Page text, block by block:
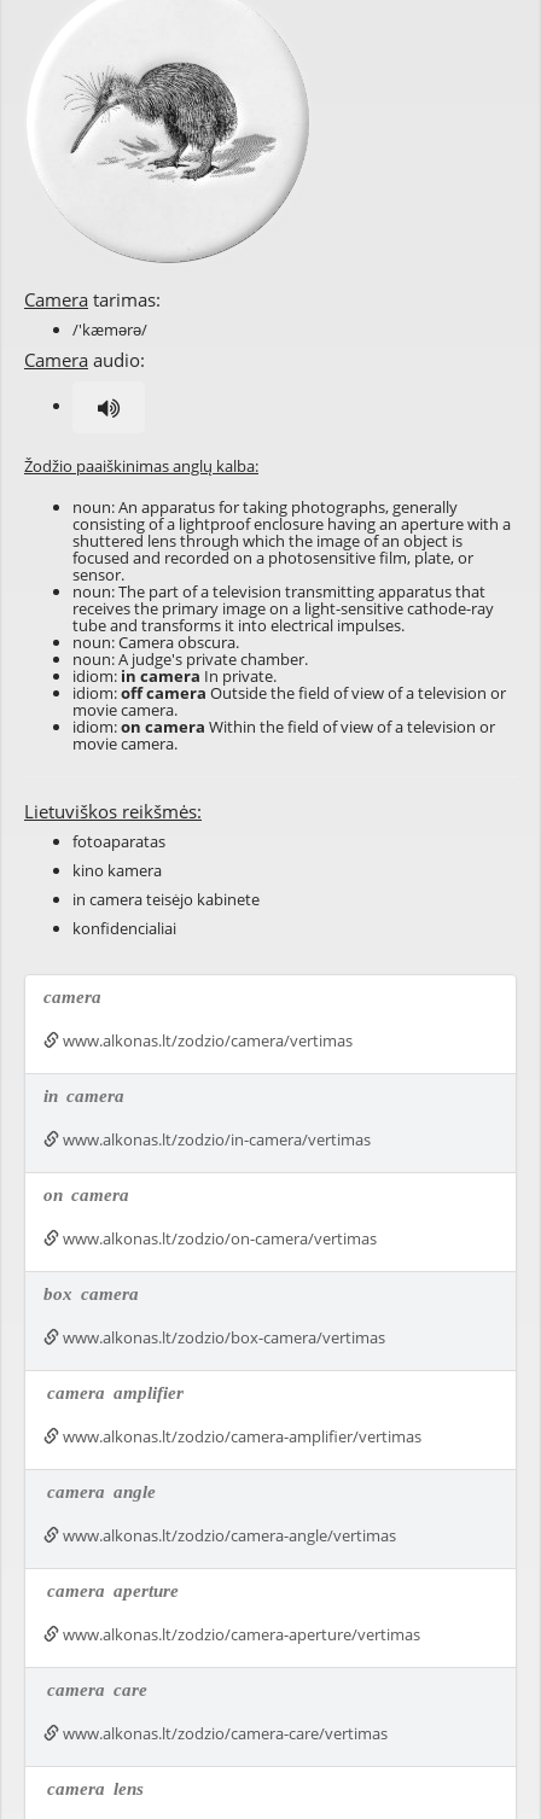
Camera tarimas:
/'kæmərə/
Camera audio:
Žodžio paaiškinimas anglų kalba:
noun: An apparatus for taking photographs, generally
consisting of a lightproof enclosure having an aperture with a
shuttered lens through which the image of an object is
focused and recorded on a photosensitive film, plate, or
sensor.
noun: The part of a television transmitting apparatus that
receives the primary image on a light-sensitive cathode-ray
tube and transforms it into electrical impulses.
noun: Camera obscura.
noun: A judge's private chamber.
idiom: in camera In private.
idiom:off camera Outside the field of view of a television or
movie camera.
idiom:on camera Within the field of view of a television or
movie camera.
Lietuviškos reikšmės:
fotoaparatas
kino kamera
in camera teisėjo kabinete
konfidencialiai
camera
www.alkonas.lt/zodzio/camera/vertimas
in camera
www.alkonas.lt/zodzio/in-camera/vertimas
on camera
www.alkonas.lt/zodzio/on-camera/vertimas
box camera
www.alkonas.lt/zodzio/box-camera/vertimas
camera amplifier
www.alkonas.lt/zodzio/camera-amplifier/vertimas
camera angle
www.alkonas.lt/zodzio/camera-angle/vertimas
camera aperture
www.alkonas.lt/zodzio/camera-aperture/vertimas
camera care
www.alkonas.lt/zodzio/camera-care/vertimas
camera lens